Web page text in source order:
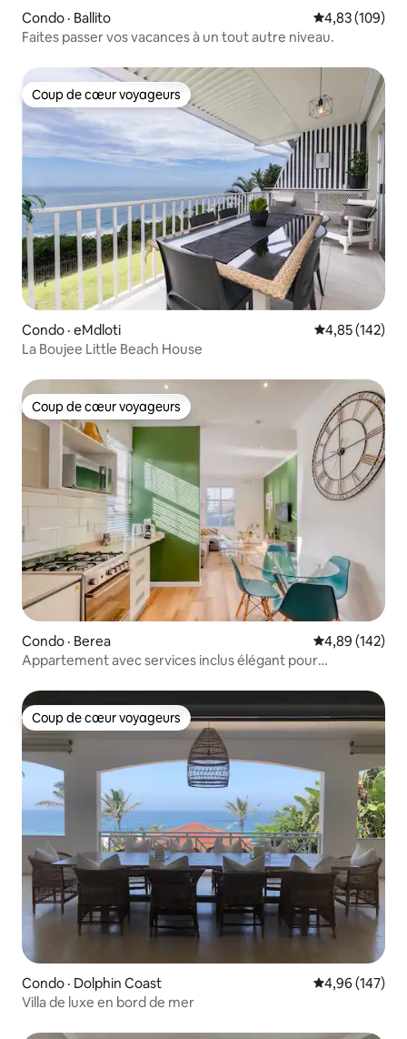
Condo · Ballito Note
4,83 (109)
Faites passer vos vacances à un tout autre niveau.
Coup de cœur voyageurs
Coup de cœur voyageurs
Condo · eMdloti Note
4,85 (142)
La Boujee Little Beach House
Coup de cœur voyageurs
Coup de cœur voyageurs
Condo · Berea Note
4,89 (142)
Appartement avec services inclus élégant pour
Coup de cœur voyageurs
Coup de cœur voyageurs
Condo · Dolphin Coast Note
4,96 (147)
Villa de luxe en bord de mer